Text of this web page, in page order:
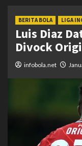
BERITA BOLA LIGA
Luis Diaz
Divock
infobola.net